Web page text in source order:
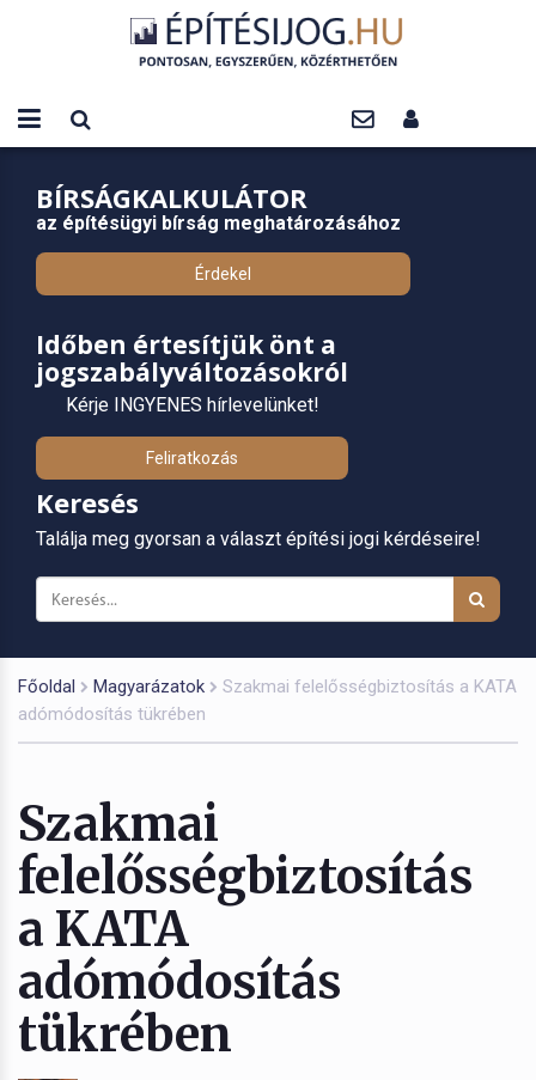
BÍRSÁGKALKULÁTOR
az építésügyi bírság meghatározásához
Érdekel
Időben értesítjük önt a
jogszabályváltozásokról
Kérje INGYENES hírlevelünket!
Feliratkozás
Keresés
Találja meg gyorsan a választ építési jogi kérdéseire!
Főoldal Magyarázatok
Szakmai felelősségbiztosítás a KATA
adómódosítás tükrében
Szakmai
felelősségbiztosítás
a KATA
adómódosítás
tükrében